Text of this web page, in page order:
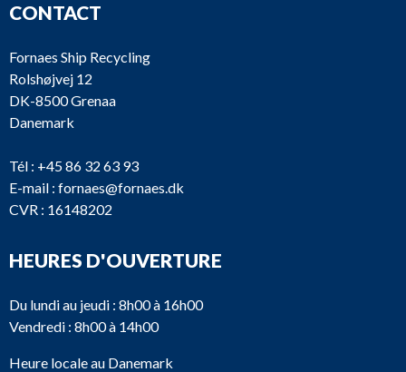
CONTACT
Fornaes Ship Recycling
Rolshøjvej 12
DK-8500 Grenaa
Danemark
Tél : +45 86 32 63 93
E-mail : fornaes@fornaes.dk
CVR : 16148202
HEURES D'OUVERTURE
Du lundi au jeudi : 8h00 à 16h00
Vendredi : 8h00 à 14h00
Heure locale au Danemark